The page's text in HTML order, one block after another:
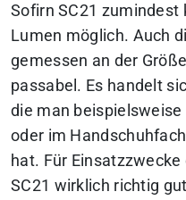
Sofirn SC21 zumindest
Lumen möglich. Auch
gemessen an der
passabel. Es handelt
die man
oder im
hat. Für
SC21 wirklich richtig